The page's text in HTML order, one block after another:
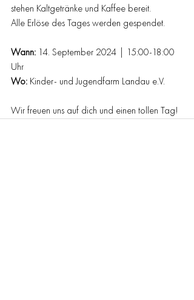
stehen Kaltgetränke und Kaffee bereit.
Alle Erlöse des Tages werden gespendet.
Wann: 14. September 2024 | 15:00-18:00
Uhr
Wo: Kinder- und Jugendfarm Landau e.V.
Wir freuen uns auf dich und einen tollen Tag!